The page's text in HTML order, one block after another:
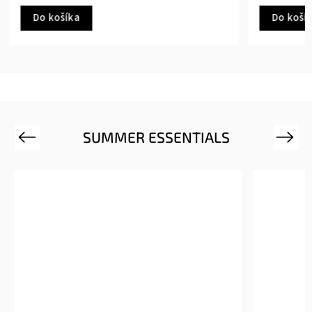
Do košíka Do
SUMMER ESSENTIALS
Previous Next